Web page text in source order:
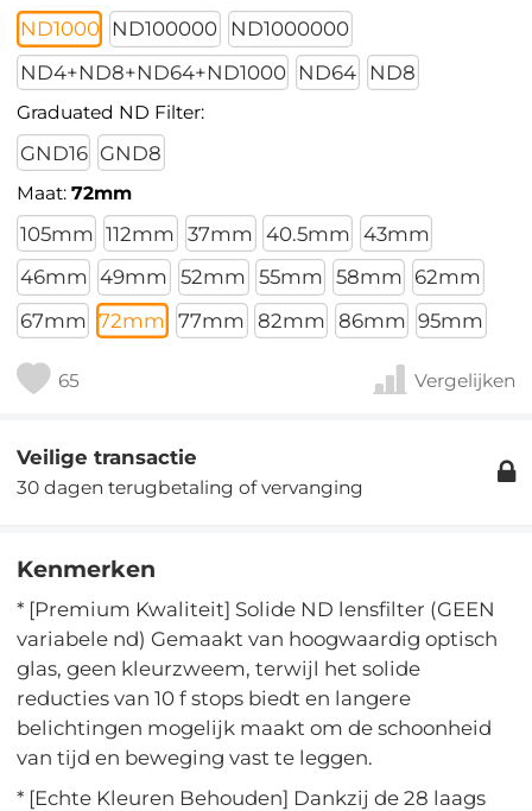
ND1000 ND100000
ND1000000
ND4+ND8+ND64+ND1000
ND64 ND8
Graduated ND Filter:
GND16 GND8
Maat:72mm
105mm 112mm 37mm 40.5mm 43mm
46mm 49mm 52mm 55mm 58mm 62mm
67mm 72mm 77mm 82mm 86mm 95mm
65 Vergelijken
Veilige transactie
30 dagen terugbetaling of vervanging
Kenmerken
* [Premium Kwaliteit] Solide ND lensfilter (GEEN
variabele nd) Gemaakt van hoogwaardig optisch
glas, geen kleurzweem, terwijl het solide
reducties van 10 f stops biedt en langere
belichtingen mogelijk maakt om de schoonheid
van tijd en beweging vast te leggen.
* [Echte Kleuren Behouden] Dankzij de 28 laags